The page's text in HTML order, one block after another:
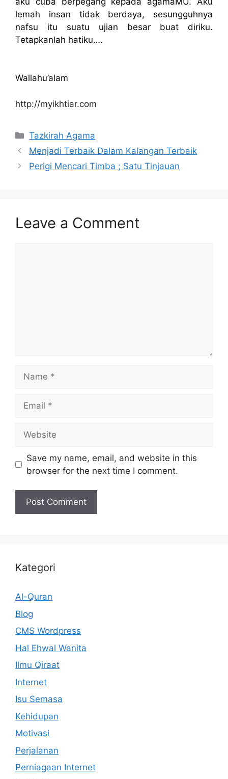
lemah insan tidak berdaya, sesungguhnya
nafsu itu suatu ujian besar buat diriku.
Tetapkanlah hatiku….
Wallahu’alam
http://myikhtiar.com
Categories
Tazkirah Agama
Menjadi Terbaik Dalam Kalangan Terbaik
Perigi Mencari Timba ; Satu Tinjauan
Leave a Comment
Save my name, email, and website in this
browser for the next time I comment.
Kategori
Al-Quran
Blog
CMS Wordpress
Hal Ehwal Wanita
Ilmu Qiraat
Internet
Isu Semasa
Kehidupan
Motivasi
Perjalanan
Perniagaan Internet